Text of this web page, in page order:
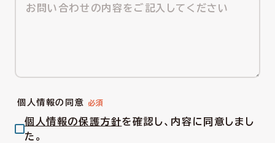
個人情報の同意
個人情報の保護方針を確認し、内容に同意しまし
た。